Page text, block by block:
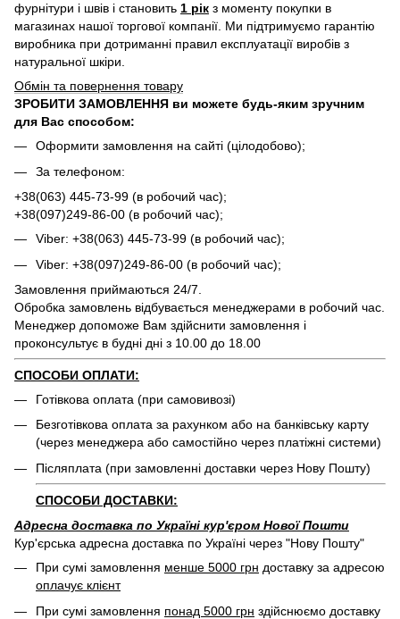
фурнітури і швів і становить 1 рік з моменту покупки в
магазинах нашої торгової компанії. Ми підтримуємо гарантію
виробника при дотриманні правил експлуатації виробів з
натуральної шкіри.
Обмін та повернення товару
ЗРОБИТИ ЗАМОВЛЕННЯ ви можете будь-яким зручним
для Вас способом:
Оформити замовлення на сайті (цілодобово);
За телефоном:
+38(063) 445-73-99 (в робочий час);
+38(097)249-86-00 (в робочий час);
Viber: +38(063) 445-73-99 (в робочий час);
Viber: +38(097)249-86-00 (в робочий час);
Замовлення приймаються 24/7.
Обробка замовлень відбувається менеджерами в робочий час.
Менеджер допоможе Вам здійснити замовлення і
проконсультує в будні дні з 10.00 до 18.00
СПОСОБИ ОПЛАТИ:
Готівкова оплата (при самовивозі)
Безготівкова оплата за рахунком або на банківську карту
(через менеджера або самостійно через платіжні системи)
Післяплата (при замовленні доставки через Нову Пошту)
СПОСОБИ ДОСТАВКИ:
Адресна доставка по Україні кур'єром Нової Пошти
Кур'єрська адресна доставка по Україні через "Нову Пошту"
При сумі замовлення менше 5000 грн доставку за адресою
оплачує клієнт
При сумі замовлення понад 5000 грн здійснюємо доставку